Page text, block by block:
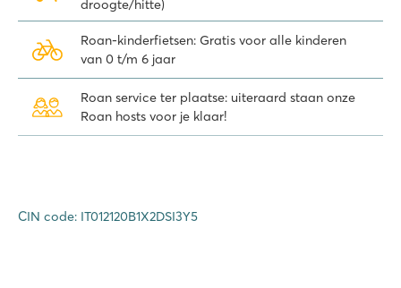
droogte/hitte)
Roan-kinderfietsen: Gratis voor alle kinderen
van 0 t/m 6 jaar
Roan service ter plaatse: uiteraard staan onze
Roan hosts voor je klaar!
CIN code: IT012120B1X2DSI3Y5